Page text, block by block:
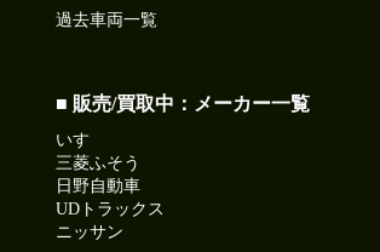
過去車両一覧
■ 販売/買取中：メーカー一覧
いすゞ
三菱ふそう
日野自動車
UDトラックス
ニッサン